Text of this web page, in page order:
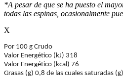
*A pesar de que se ha puesto el
todas las espinas, ocasionalmente
X
Por 100 g Crudo
Valor Energético (kJ) 318
Valor Energético (kcal) 76
Grasas (g) 0,8 de las cuales saturadas